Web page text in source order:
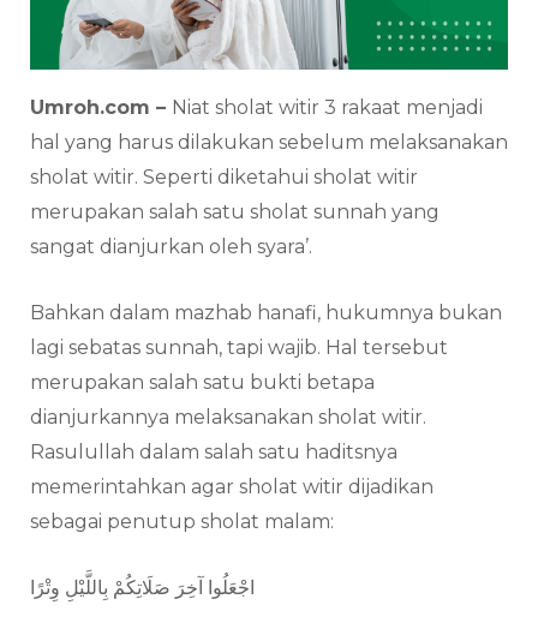
Umroh.com – Niat sholat witir 3 rakaat menjadi
hal yang harus dilakukan sebelum melaksanakan
sholat witir. Seperti diketahui sholat witir
merupakan salah satu sholat sunnah yang
sangat dianjurkan oleh syara’.
Bahkan dalam mazhab hanafi, hukumnya bukan
lagi sebatas sunnah, tapi wajib. Hal tersebut
merupakan salah satu bukti betapa
dianjurkannya melaksanakan sholat witir.
Rasulullah dalam salah satu haditsnya
memerintahkan agar sholat witir dijadikan
sebagai penutup sholat malam:
اجْعَلُوا آخِرَ صَلَاتِكُمْ بِاللَّيْلِ وِتْرًا